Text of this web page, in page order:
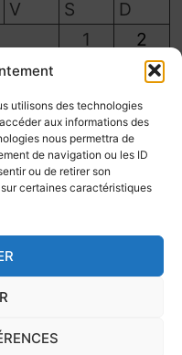
utilisons des technologies
aux informations des
nous permettra de
de navigation ou les ID
ou de retirer son
certaines caractéristiques
V S
D
1
2
7
9
14 15
16
21 22
23
28 29
30
site sécurisé par